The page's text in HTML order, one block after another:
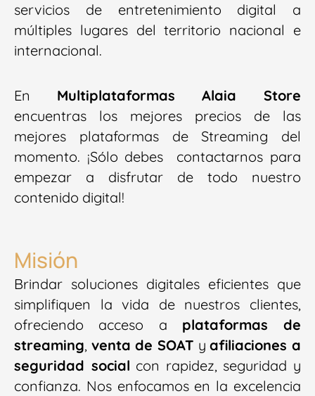
servicios de entretenimiento digital a
múltiples lugares del territorio nacional e
internacional.
En Multiplataformas Alaia Store
encuentras los mejores precios de las
mejores plataformas de Streaming del
momento. ¡Sólo debes contactarnos para
empezar a disfrutar de todo nuestro
contenido digital!
Misión
Brindar soluciones digitales eficientes que
simplifiquen la vida de nuestros clientes,
ofreciendo acceso a plataformas de
streaming, venta de SOAT yafiliaciones a
seguridad social con rapidez, seguridad y
confianza. Nos enfocamos en la excelencia